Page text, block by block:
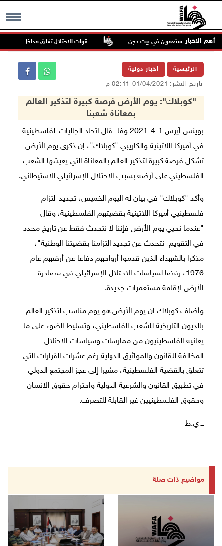
MENU أهم الاخبار
اعتداء للمستعمرين في بيت دجن قوات الاحتلال تغلق مداخل يعبد
الرئيسية أخبار دولية
تاريخ النشر: 01/04/2021 02:11 م
"كوبلاك": يوم الأرض فرصة كبيرة لتذكير العالم
بمعاناة شعبنا
بوينس آيرس 1-4-2021 وفا- قال اتحاد الجاليات الفلسطينية
في أميركا اللاتينية والكاريبي "كوبلاك"، إن ذكرى يوم الأرض
تشكل فرصة كبيرة لتذكير العالم بالمعاناة التي يعيشها الشعب
الفلسطيني على أرضه بسبب الاحتلال الإسرائيلي الاستيطاني.
وأكد "كوبلاك" في بيان له اليوم الخميس، تجديد التزام
فلسطينيي أميركا اللاتينية بقضيتهم الفلسطينية، وقال
"عندما نحيي يوم الأرض فإننا لا نتحدث فقط عن تاريخ محدد
في التقويم، نتحدث عن تجديد التزامنا بقضيتنا الوطنية"،
مذكرا بالشهداء الذين قدموا أرواحهم دفاعا عن أرضهم عام
1976، رفضا لسياسات الاحتلال الإسرائيلي في مصادرة
الأرض لإقامة مستعمرات جديدة.
وأضاف كوبلاك ان يوم الأرض هو يوم مناسب لتذكير العالم
بالديون التاريخية للشعب الفلسطيني، وتسليط الضوء على ما
يعانيه الفلسطينيون من ممارسات وسياسات الاحتلال
المخالفة للقانون والمواثيق الدولية رغم عشرات القرارات التي
تتعلق بالقضية الفلسطينية، مشيرا إلى عجز المجتمع الدولي
في تطبيق القانون والشرعية الدولية واحترام حقوق الانسان
وحقوق الفلسطينيين غير القابلة للتصرف.
ـــ ي.ط
مواضيع ذات صلة